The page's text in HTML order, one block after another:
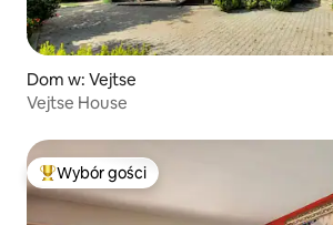
Dom w: Vejtse
Vejtse House
Najpopularniejsze z kategorii Wybór gości
Wybór gości